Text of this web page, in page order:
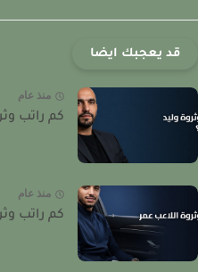
قد يعجبك ايضا
منذ عام
كم راتب وثروة
منذ عام
كم راتب وثروة